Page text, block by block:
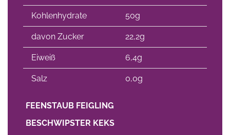
Kohlenhydrate 50g
davon Zucker 22,2g
Eiweiß 6,4g
Salz 0,0g
FEENSTAUB FEIGLING
BESCHWIPSTER KEKS